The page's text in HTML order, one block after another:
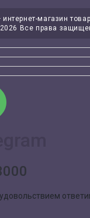
интернет-магазин
2026 Все права